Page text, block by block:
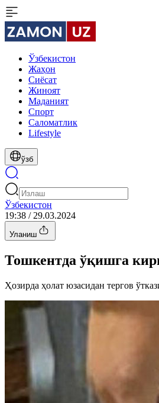
Ўзбекистон
Жаҳон
Сиёсат
Жиноят
Маданият
Спорт
Cаломатлик
Lifestyle
ўзб
Ўзбекистон
19:38 / 29.03.2024
Уланиш
Тошкентда ўқишга
Ҳозирда ҳолат юзасидан тергов